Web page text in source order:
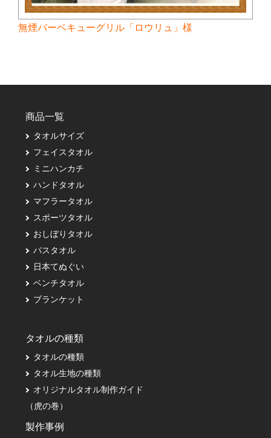
無煙バーベキューグリル「ロウリュ」様
商品一覧
タオルサイズ
フェイスタオル
ミニハンカチ
ハンドタオル
マフラータオル
スポーツタオル
おしぼりタオル
バスタオル
日本てぬぐい
ベンチタオル
ブランケット
タオルの種類
タオルの種類
タオル生地の種類
オリジナルタオル制作ガイド
（虎の巻）
製作事例